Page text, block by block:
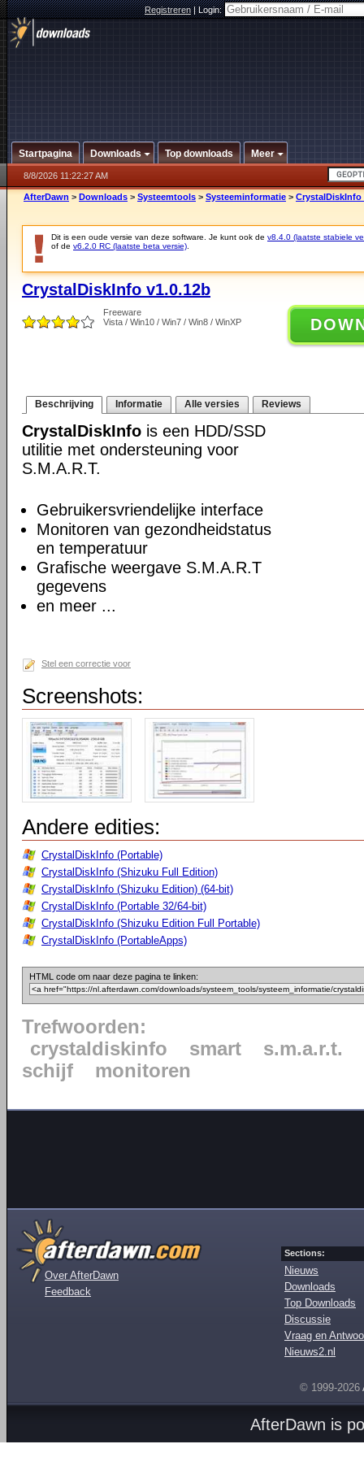
Registreren|Login:
Startpagina Downloads Top downloads Meer
8/8/2026 11:22:27 AM
AfterDawn > Downloads > Systeemtools > Systeeminformatie > CrystalDiskInfo
Dit is een oude versie van deze software. Je kunt ook de v8.4.0 (laatste stabiele
of de v6.2.0 RC (laatste beta versie)
CrystalDiskInfo v1.0.12b
Freeware
Vista / Win10 / Win7 / Win8 / WinXP
Beschrijving Informatie Alle versies Reviews
CrystalDiskInfo is een HDD/SSD
utilitie met ondersteuning voor
S.M.A.R.T.
Gebruikersvriendelijke interface
Monitoren van gezondheidstatus
en temperatuur
Grafische weergave S.M.A.R.T
gegevens
en meer ...
Stel een correctie voor
Screenshots:
Andere edities:
CrystalDiskInfo (Portable)
CrystalDiskInfo (Shizuku Full Edition)
CrystalDiskInfo (Shizuku Edition) (64-bit)
CrystalDiskInfo (Portable 32/64-bit)
CrystalDiskInfo (Shizuku Edition Full Portable)
CrystalDiskInfo (PortableApps)
HTML code om naar deze pagina te linken:
Trefwoorden:
crystaldiskinfo
smart
s.m.a.r.t.
schijf
monitoren
Over AfterDawn
Feedback
Sections:
Nieuws
Downloads
Top Downloads
Discussie
Vraag en
Nieuws2.nl
© 1999-2026
AfterDawn is